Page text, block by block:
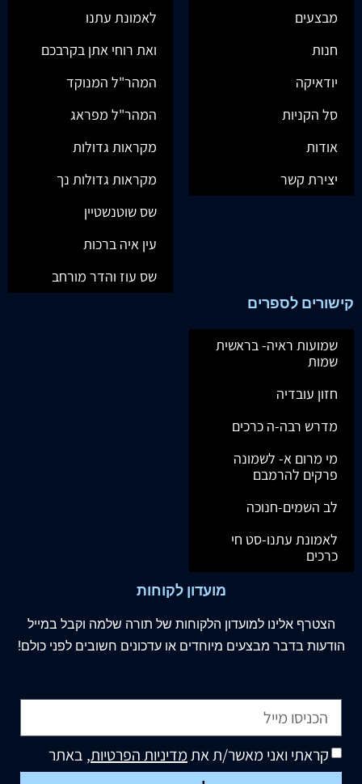
מבצעים
חנות
יודאיקה
סל הקניות
אודות
יצירת קשר
לאמונת עתנו
ואת רוחי אתן בקרבכם
המהר"ל המנוקד
המהר"ל מפראג
מקראות גדולות
מקראות גדולות נך
שס שוטנשטיין
עין איה ברכות
שס עוז והדר מורחב
קישורים לספרים
שמועות ראיה- בראשית
שמות
חזון עובדיה
מדרש רבה-ה כרכים
מי מרום א- לשמונה
פרקים להרמבם
לב השמים-חנוכה
לאמונת עתנו-סט חי
כרכים
מועדון לקוחות
הצטרף אלינו למועדון הלקוחות של תורה שלמה וקבל במייל
הודעות בדבר מבצעים מיוחדים או עדכונים חשובים לפני כולם!
קראתי ואני מאשר/ת אתמדיניות הפרטיות, באתר